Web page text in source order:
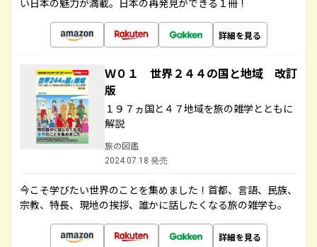
い日本の魅力が満載。日本の再発見ができる１冊！
詳細を見る
Ｗ０１ 世界２４４の国と地域 改訂
版
１９７ヵ国と４７地域を旅の雑学とともに
解説
旅の図鑑
2024.07.18 発売
今こそ学びたい世界のことを集めました！首都、言語、民族、
宗教、特長、現地の挨拶、誰かに話したくなる旅の雑学も。
詳細を見る